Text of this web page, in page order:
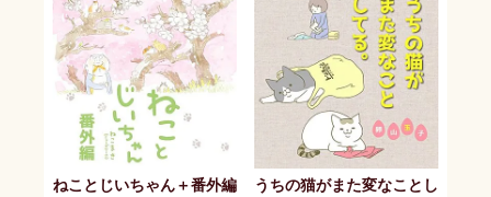
ねことじいちゃん＋番外編
うちの猫がまた変なことし